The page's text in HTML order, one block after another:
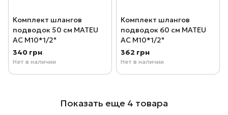
Комплект шлангов
подводок 50 см MATEU
AC М10*1/2"
340 грн
Нет в наличии
Комплект шлангов
подводок 60 см MATEU
AC М10*1/2"
362 грн
Нет в наличии
Показать еще 4 товара